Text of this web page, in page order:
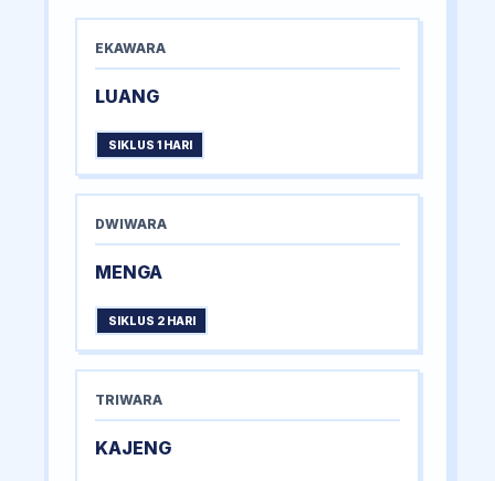
EKAWARA
LUANG
SIKLUS 1 HARI
DWIWARA
MENGA
SIKLUS 2 HARI
TRIWARA
KAJENG